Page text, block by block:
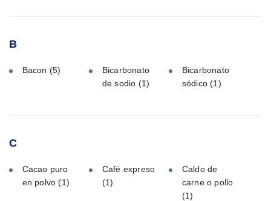
B
Bacon (5)
Bicarbonato
de sodio (1)
Bicarbonato
sódico(1)
C
Cacao puro
en polvo(1)
Café expreso
(1)
Caldo de
carne o pollo
(1)